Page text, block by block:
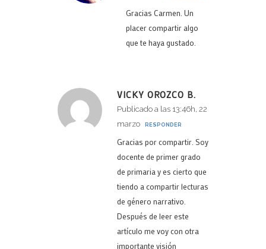
Gracias Carmen. Un
placer compartir algo
que te haya gustado.
VICKY OROZCO B.
Publicado a las 13:46h, 22
marzo
RESPONDER
Gracias por compartir. Soy
docente de primer grado
de primaria y es cierto que
tiendo a compartir lecturas
de género narrativo.
Después de leer este
artículo me voy con otra
importante visión